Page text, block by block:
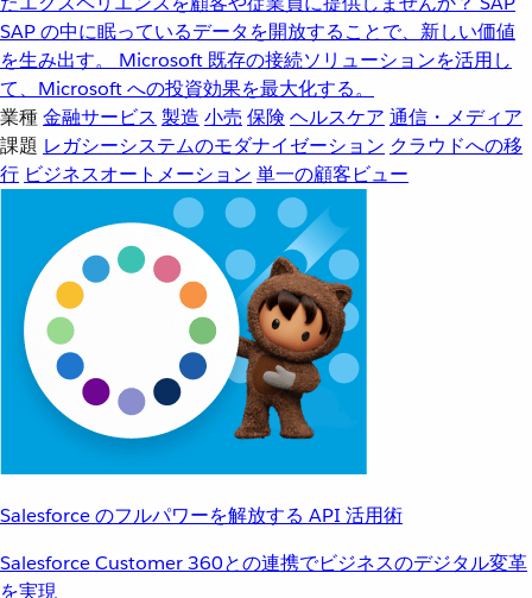
SAP の中に眠っているデータを開放することで、新しい価値
を生み出す。
Microsoft 既存の接続ソリューションを活用し
て、Microsoft への投資効果を最大化する。
業種金融サービス 製造 小売 保険 ヘルスケア 通信・メディア
課題 レガシーシステムのモダナイゼーション クラウドへの移
行 ビジネスオートメーション 単一の顧客ビュー
Salesforce のフルパワーを解放する API 活用術
Salesforce Customer 360との連携でビジネスのデジタル変革
を実現